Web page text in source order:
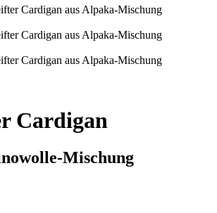
Cardigan
Mischung